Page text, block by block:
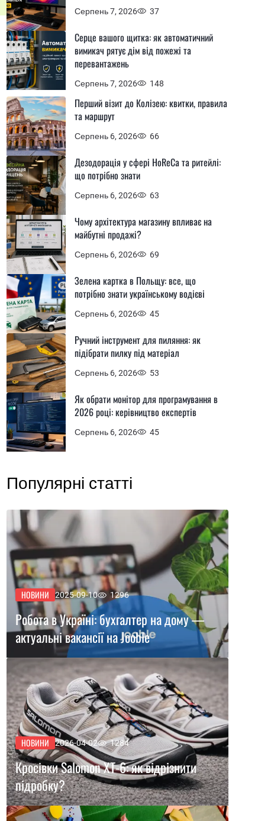
Серпень 7, 2026 37
Серпень 7, 2026 148
Серце вашого щитка: як автоматичний
вимикач рятує дім від пожежі та
перевантажень
Серпень 6, 2026 66
Перший візит до Колізею: квитки, правила
та маршрут
Серпень 6, 2026 63
Дезодорація у сфері HoReCa та ритейлі:
що потрібно знати
Серпень 6, 2026 69
Чому архітектура магазину впливає на
майбутні продажі?
Серпень 6, 2026 45
Зелена картка в Польщу: все, що
потрібно знати українському водієві
Серпень 6, 2026 53
Ручний інструмент для пиляння: як
підібрати пилку під матеріал
Серпень 6, 2026 45
Як обрати монітор для програмування в
2026 році: керівництво експертів
Популярні статті
НОВИНИ 2025-09-10 1296
Робота в Україні: бухгалтер на дому —
актуальні вакансії на Jooble
НОВИНИ 2026-04-02 1284
Кросівки Salomon XT-6: як відрізнити
підробку?